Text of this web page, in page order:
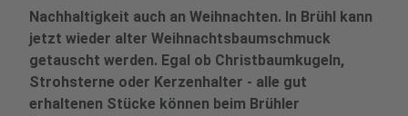
Nachhaltigkeit auch an Weihnachten. In Brühl kann
jetzt wieder alter Weihnachtsbaumschmuck
getauscht werden. Egal ob Christbaumkugeln,
Strohsterne oder Kerzenhalter - alle gut
erhaltenen Stücke können beim Brühler